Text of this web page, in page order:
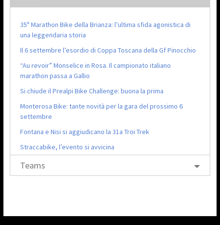
35ª Marathon Bike della Brianza: l’ultima sfida agonistica di
una leggendaria storia
Il 6 settembre l’esordio di Coppa Toscana della Gf Pinocchio
“Au revoir” Monselice in Rosa. Il campionato italiano
marathon passa a Gallio
Si chiude il Prealpi Bike Challenge: buona la prima
Monterosa Bike: tante novità per la gara del prossimo 6
settembre
Fontana e Nisi si aggiudicano la 31a Troi Trek
Straccabike, l’evento si avvicina
Teams